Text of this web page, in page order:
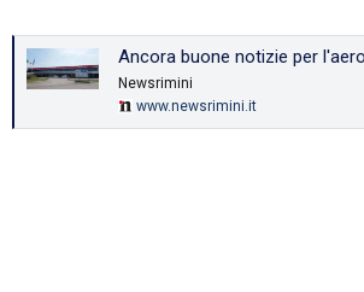
Ancora buone notizie per l'aeroporto di Rimini:
Newsrimini
www.newsrimini.it